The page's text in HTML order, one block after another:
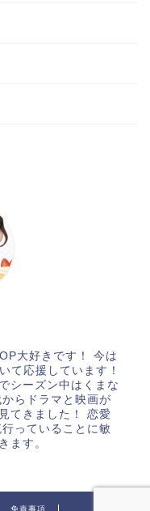
大好きです！ 今は
て応援しています！
シーズン中はくまな
らドラマと映画が
てきました！ 恋愛
っていることに敏
ます。
免責事項